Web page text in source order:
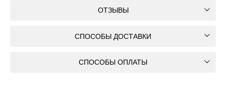
ОТЗЫВЫ
СПОСОБЫ ДОСТАВКИ
СПОСОБЫ ОПЛАТЫ